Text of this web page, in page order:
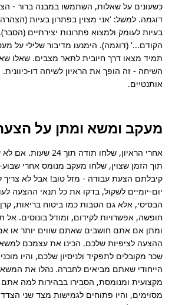
אותנטיים.
מעקב ומשא ומתן על